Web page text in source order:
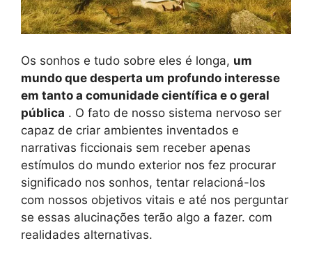
Os sonhos e tudo sobre eles é longa, um
mundo que desperta um profundo interesse
em tanto a comunidade científica e o geral
pública . O fato de nosso sistema nervoso ser
capaz de criar ambientes inventados e
narrativas ficcionais sem receber apenas
estímulos do mundo exterior nos fez procurar
significado nos sonhos, tentar relacioná-los
com nossos objetivos vitais e até nos perguntar
se essas alucinações terão algo a fazer. com
realidades alternativas.